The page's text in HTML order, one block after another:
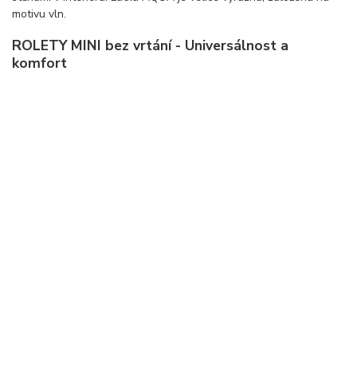
motivu vln.
ROLETY MINI bez vrtání - Universálnost a
komfort